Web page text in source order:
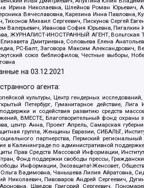
Ирина Николаевна, Шлейнов Роман
Вячеславовна, Карезина Инна
Михаил Сергеевич, Пискунов Сергей
Валерьевич, Иванова София Юрьевна,
ЖУРНАЛИСТ-ИНОСТРАННЫЙ АГЕНТ, Вольтская
Дмитриевна, Соловьева Елена
РС-Балт, Заговора Максим Александрович,
союз библиофилов, Честные выборы,
на03.12.2021
агента:
культуры, Центр гендерных
Петербург, Гуманитарное действие, Лига
и содействия развитию средств
ВМЕСТЕ, Благотворительный фонд
центр Анна, Проект Апрель, Самарская
группа, Женщины Евразии, СИБАЛЬТ,
партнерства, Пермский
по административной
Прав Средств Массовой Информации,
Фонд поддержки свободы прессы,
Информации, Экозащита!-Женсовет,
Вадимовна, Чанышева Лилия Айратовна,
Пивоваров Андрей Сергеевич,
Шведов Григорий Сергеевич,